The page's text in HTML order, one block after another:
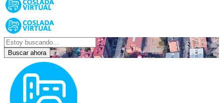
Buscar ahora